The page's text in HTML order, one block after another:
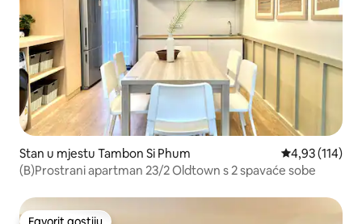
Stan u mjestu Tambon Si Phum prosječna
4,93 (114)
(B)Prostrani apartman 23/2 Oldtown s 2 spavaće sobe